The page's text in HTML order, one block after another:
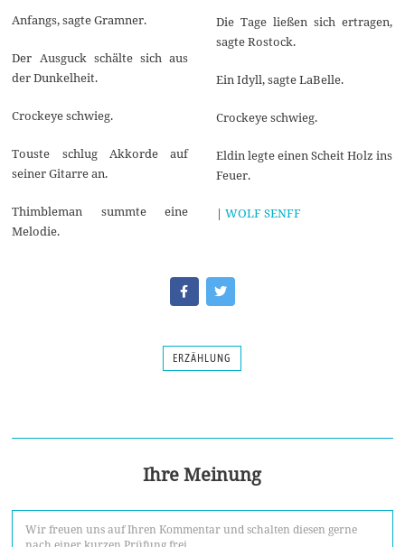
Anfangs, sagte Gramner.
Der Ausguck schälte sich aus
der Dunkelheit.
Crockeye schwieg.
Touste schlug Akkorde auf
seiner Gitarre an.
Thimbleman summte eine
Melodie.
Die Tage ließen sich ertragen,
sagte Rostock.
Ein Idyll, sagte LaBelle.
Crockeye schwieg.
Eldin legte einen Scheit Holz ins
Feuer.
| WOLF SENFF
ERZÄHLUNG
Ihre Meinung